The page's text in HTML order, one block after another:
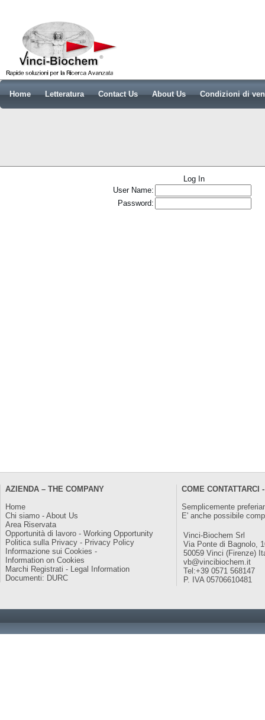
Home Letteratura Contact Us About Us Condizioni di
Log In
User Name:
Password:
AZIENDA – THE COMPANY
Home
Chi siamo - About Us
Area Riservata
Opportunità di lavoro - Working Opportunity
Politica sulla Privacy - Privacy Policy
Informazione sui Cookies -
Information on Cookies
Marchi Registrati - Legal Information
Documenti: DURC
COME CONTATTARCI
Semplicemente
E' anche possibile
Vinci-Biochem Srl
Via Ponte di Bagnolo,
50059 Vinci (Firenze)
vb@vincibiochem.it
Tel:+39 0571 568147
P. IVA 05706610481